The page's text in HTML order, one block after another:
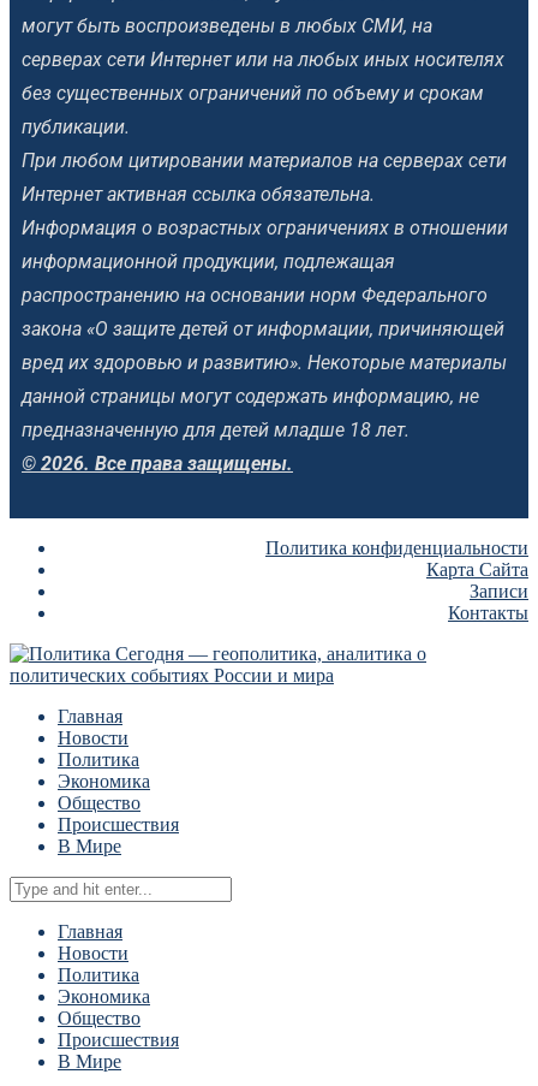
могут быть воспроизведены в любых СМИ, на
серверах сети Интернет или на любых иных носителях
без существенных ограничений по объему и срокам
публикации.
При любом цитировании материалов на серверах сети
Интернет активная ссылка обязательна.
Информация о возрастных ограничениях в отношении
информационной продукции, подлежащая
распространению на основании норм Федерального
закона «О защите детей от информации, причиняющей
вред их здоровью и развитию». Некоторые материалы
данной страницы могут содержать информацию, не
предназначенную для детей младше 18 лет.
© 2026. Все права защищены.
Политика конфиденциальности
Карта Сайта
Записи
Контакты
Главная
Новости
Политика
Экономика
Общество
Происшествия
В Мире
Главная
Новости
Политика
Экономика
Общество
Происшествия
В Мире